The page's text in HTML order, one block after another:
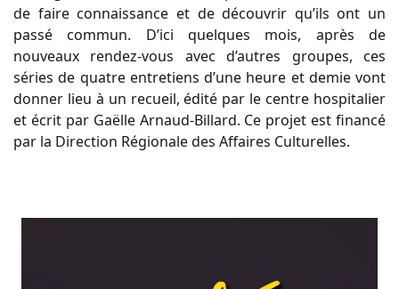
de faire connaissance et de découvrir qu’ils ont un
passé commun. D’ici quelques mois, après de
nouveaux rendez-vous avec d’autres groupes, ces
séries de quatre entretiens d’une heure et demie vont
donner lieu à un recueil, édité par le centre hospitalier
et écrit par Gaëlle Arnaud-Billard. Ce projet est financé
par la Direction Régionale des Affaires Culturelles.